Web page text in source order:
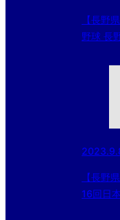
【長野
野球 長
県支部
【長野
16回日